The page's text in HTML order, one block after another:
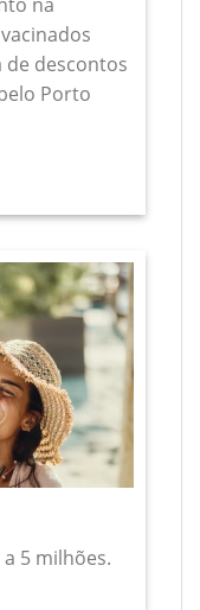
de descontos
Porto
5 milhões.